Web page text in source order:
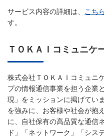
サービス内容の詳細は、 こち
す。
ＴＯＫＡＩコミュニケ
株式会社ＴＯＫＡＩコミュニ
プの情報通信事業を担う企業
現」をミッションに掲げてい
を強みに、お客様や社会が抱
に、自社保有の高品質な通信
ド」「ネットワーク」「シス